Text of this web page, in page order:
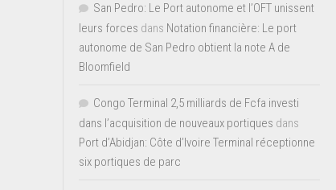
San Pedro: Le Port autonome et l’OFT unissent
leurs forces dans Notation financière: Le port
autonome de San Pedro obtient la note A de
Bloomfield
Congo Terminal 2,5 milliards de Fcfa investi
dans l’acquisition de nouveaux portiques dans
Port d’Abidjan: Côte d’Ivoire Terminal réceptionne
six portiques de parc